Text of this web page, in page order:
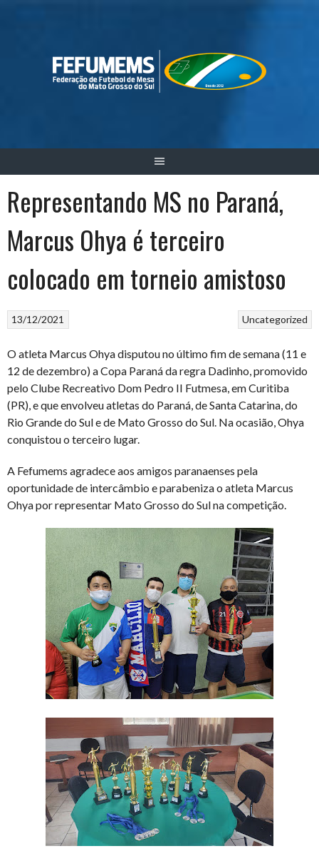
Representando MS no Paraná,
Marcus Ohya é terceiro
colocado em torneio amistoso
Uncategorized
13/12/2021
O atleta Marcus Ohya disputou no último fim de semana (11 e
12 de dezembro) a Copa Paraná da regra Dadinho, promovido
pelo Clube Recreativo Dom Pedro II Futmesa, em Curitiba
(PR), e que envolveu atletas do Paraná, de Santa Catarina, do
Rio Grande do Sul e de Mato Grosso do Sul. Na ocasião, Ohya
conquistou o terceiro lugar.
A Fefumems agradece aos amigos paranaenses pela
oportunidade de intercâmbio e parabeniza o atleta Marcus
Ohya por representar Mato Grosso do Sul na competição.